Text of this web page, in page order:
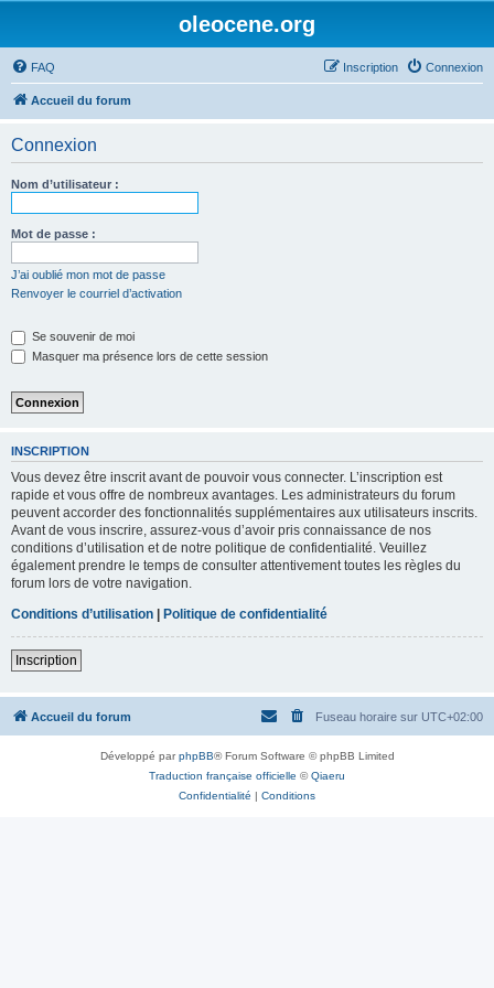
oleocene.org
FAQ Connexion
Inscription
Accueil du forum
Connexion
Nom d’utilisateur :
Mot de passe :
J’ai oublié mon mot de passe
Renvoyer le courriel d’activation
Se souvenir de moi
Masquer ma présence lors de cette session
INSCRIPTION
Vous devez être inscrit avant de pouvoir vous connecter. L’inscription est
rapide et vous offre de nombreux avantages. Les administrateurs du forum
peuvent accorder des fonctionnalités supplémentaires aux utilisateurs inscrits.
Avant de vous inscrire, assurez-vous d’avoir pris connaissance de nos
conditions d’utilisation et de notre politique de confidentialité. Veuillez
également prendre le temps de consulter attentivement toutes les règles du
forum lors de votre navigation.
Conditions d’utilisation | Politique de confidentialité
Inscription
Accueil du forum Fuseau horaire sur UTC+02:00
Développé parphpBB® Forum Software © phpBB Limited
Traduction française officielle ©Qiaeru
Confidentialité | Conditions